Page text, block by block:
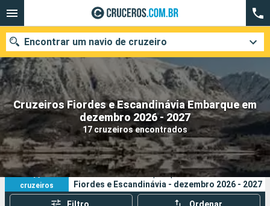
Cruzeiros Fiordes e Escandinávia Embarque em
dezembro 2026 - 2027
17 cruzeiros encontrados
Encontrar um navio de cruzeiro
Quando ir?
Data de partida
Cidades Companhias
Pesquisar
17
cruzeiros
Os seus critérios de pesquisa:
Fiordes e Escandinávia - dezembro 2026 - 2027